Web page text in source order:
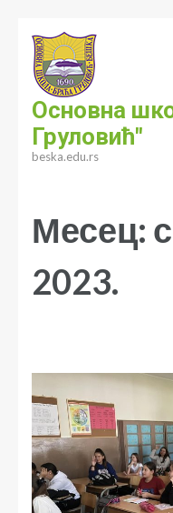
content
(Press
Enter)
Основна
Груловић"
beska.edu.rs
Месец:
2023.